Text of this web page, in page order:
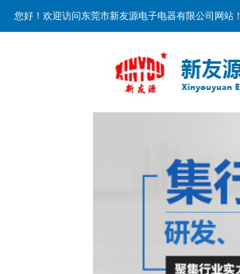
您好！欢迎访问东莞市新友源电子电器有限公司网站！